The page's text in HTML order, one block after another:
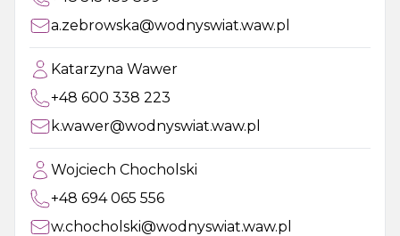
a.zebrowska@wodnyswiat.waw.pl
Katarzyna Wawer
+48 600 338 223
k.wawer@wodnyswiat.waw.pl
Wojciech Chocholski
+48 694 065 556
w.chocholski@wodnyswiat.waw.pl